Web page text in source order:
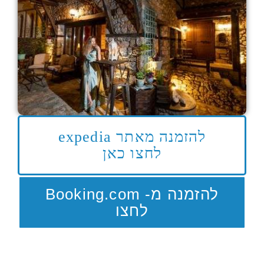
להזמנה מאתר expedia
לחצו כאן
להזמנה מ- Booking.com
לחצו